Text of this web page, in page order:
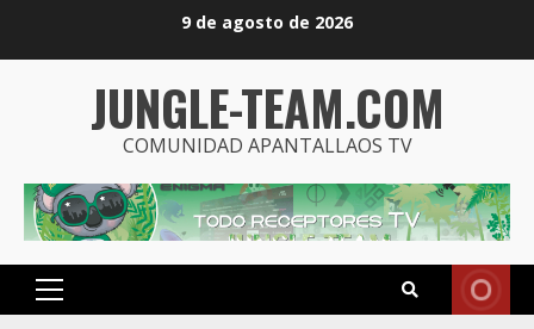
9 de agosto de 2026
JUNGLE-TEAM.COM
COMUNIDAD APANTALLAOS TV
Menú